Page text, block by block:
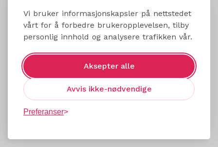
Vi bruker informasjonskapsler på nettstedet
vårt for å forbedre brukeropplevelsen, tilby
personlig innhold og analysere trafikken vår.
Aksepter alle
Avvis ikke-nødvendige
Preferanser